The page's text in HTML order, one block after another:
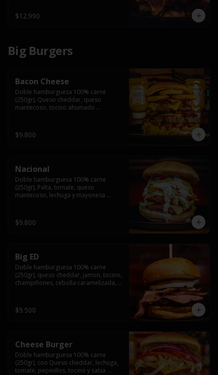
$12.990
Big Burgers
Bacon Cheese
Doble hamburguesa 100% carne
(250gr), Queso cheddar, queso
mantecoso, tocino ahumado
brioche y acompañado de papas
fritas.
$9.800
Nacional
Doble hamburguesa 100% carne
(250gr), Palta, tomate, queso
mantecoso, lechuga y mayonesa
$9.800
Big ED
Doble hamburguesa 100% carne
(250gr), queso cheddar, jamon, tocino,
champiñones, cebolla caramelizada,
$9.500
Cheese Burger
Doble hamburguesa 100% carne
(250gr), con Queso cheddar, lechuga,
tomate, pepinillos, tocino y salsa